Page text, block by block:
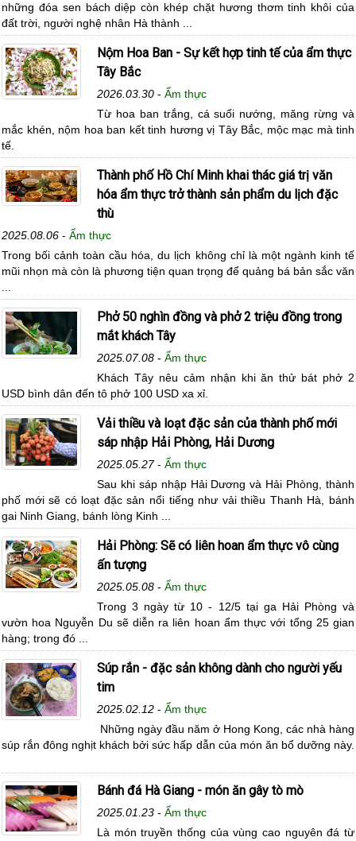
những đóa sen bách diệp còn khép chặt hương thơm tinh khôi của
đất trời, người nghệ nhân Hà thành ...
Nộm Hoa Ban - Sự kết hợp tinh tế của ẩm thực
Tây Bắc
2026.03.30 - Ẩm thực
Từ hoa ban trắng, cá suối nướng, măng rừng và
mắc khén, nộm hoa ban kết tinh hương vị Tây Bắc, mộc mạc mà tinh
tế.
Thành phố Hồ Chí Minh khai thác giá trị văn
hóa ẩm thực trở thành sản phẩm du lịch đặc
thù
2025.08.06 - Ẩm thực
Trong bối cảnh toàn cầu hóa, du lịch không chỉ là một ngành kinh tế
mũi nhọn mà còn là phương tiện quan trọng để quảng bá bản sắc văn
Phở 50 nghìn đồng và phở 2 triệu đồng trong
mắt khách Tây
2025.07.08 - Ẩm thực
Khách Tây nêu cảm nhận khi ăn thử bát phở 2
USD bình dân đến tô phở 100 USD xa xỉ.
Vải thiều và loạt đặc sản của thành phố mới
sáp nhập Hải Phòng, Hải Dương
2025.05.27- Ẩm thực
Sau khi sáp nhập Hải Dương và Hải Phòng, thành
phố mới sẽ có loạt đặc sản nổi tiếng như vải thiều Thanh Hà, bánh
gai Ninh Giang, bánh lòng Kinh ...
Hải Phòng: Sẽ có liên hoan ẩm thực vô cùng
ấn tượng
2025.05.08 - Ẩm thực
Trong 3 ngày từ 10 - 12/5 tại ga Hải Phòng và
vườn hoa Nguyễn Du sẽ diễn ra liên hoan ẩm thực với tổng 25 gian
hàng; trong đó ...
Súp rắn - đặc sản không dành cho người yếu
tim
2025.02.12 - Ẩm thực
Những ngày đầu năm ở Hong Kong, các nhà hàng
súp rắn đông nghịt khách bởi sức hấp dẫn của món ăn bổ dưỡng này.
Bánh đá Hà Giang - món ăn gây tò mò
2025.01.23 - Ẩm thực
Là món truyền thống của vùng cao nguyên đá từ